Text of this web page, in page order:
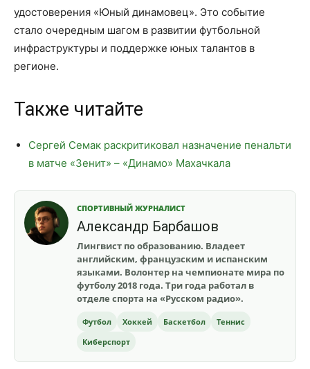
удостоверения «Юный динамовец». Это событие
стало очередным шагом в развитии футбольной
инфраструктуры и поддержке юных талантов в
регионе.
Также читайте
Сергей Семак раскритиковал назначение пенальти
в матче «Зенит» – «Динамо» Махачкала
СПОРТИВНЫЙ ЖУРНАЛИСТ
Александр Барбашов
Лингвист по образованию. Владеет
английским, французским и испанским
языками. Волонтер на чемпионате мира по
футболу 2018 года. Три года работал в
отделе спорта на «Русском радио».
Футбол Хоккей Баскетбол
Теннис
Киберспорт